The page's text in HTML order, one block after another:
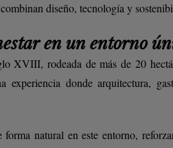
diseño, tecnología y
en un entorno
XVIII, rodeada de más de 20
experiencia donde arquitectura,
natural en este entorno,